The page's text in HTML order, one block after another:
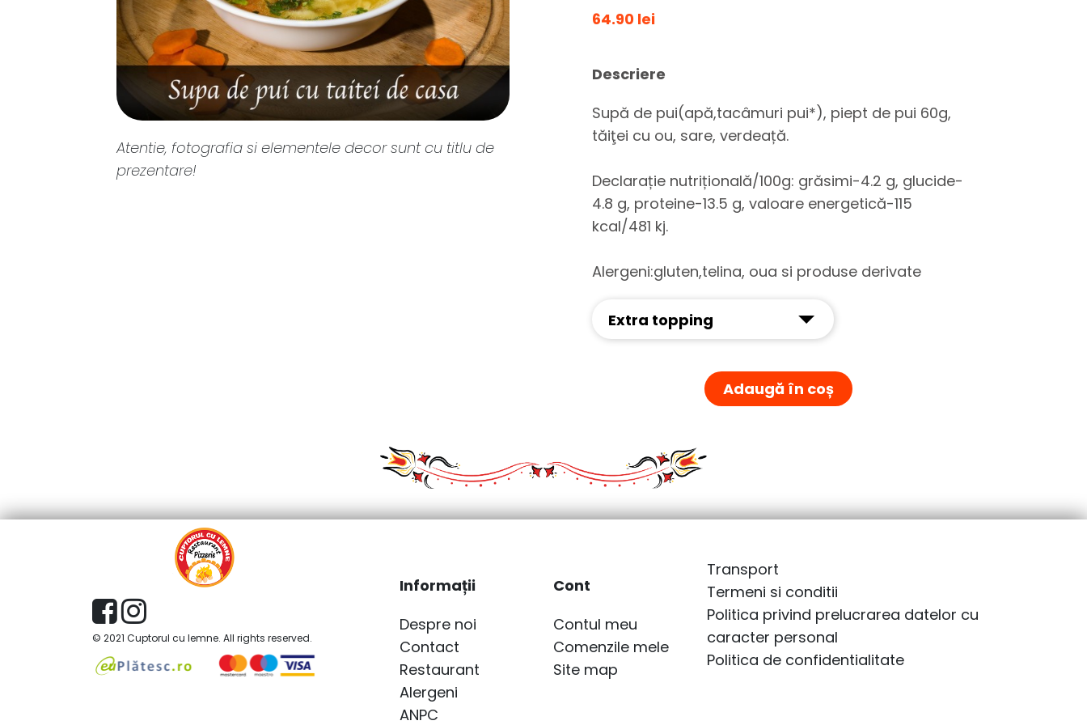
Atentie, fotografia si elementele decor sunt cu titlu de
prezentare!
64.90 lei
Descriere
Supă de pui(apă,tacâmuri pui*), piept de pui 60g,
tăiţei cu ou, sare, verdeață.
Declarație nutrițională/100g: grăsimi-4.2 g, glucide-
4.8 g, proteine-13.5 g, valoare energetică-115
kcal/481 kj.
Alergeni:gluten,telina, oua si produse derivate
Extra topping
Adaugă în coș
© 2021 Cuptorul cu lemne. All rights reserved.
Informații
Despre noi
Contact
Restaurant
Alergeni
ANPC
Cont
Contul meu
Comenzile mele
Site map
Transport
Termeni si conditii
Politica privind prelucrarea datelor cu
caracter personal
Politica de confidentialitate